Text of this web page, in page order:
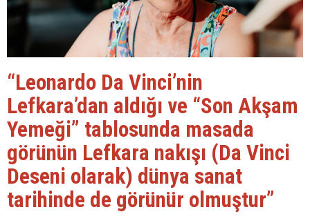
“Leonardo Da Vinci’nin
Lefkara’dan aldığı ve “Son Akşam
Yemeği” tablosunda masada
görünün Lefkara nakışı (Da Vinci
Deseni olarak) dünya sanat
tarihinde de görünür olmuştur”